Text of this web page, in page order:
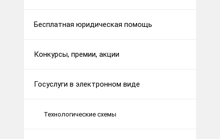
Бесплатная юридическая помощь
Конкурсы, премии, акции
Госуслуги в электронном виде
Технологические схемы